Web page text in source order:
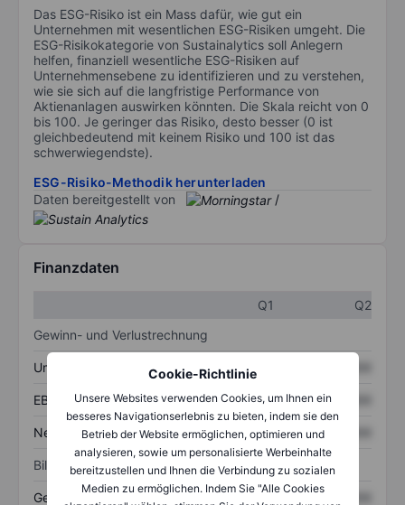
Cookie-Richtlinie
Unsere Websites verwenden Cookies, um Ihnen ein
besseres Navigationserlebnis zu bieten, indem sie den
Betrieb der Website ermöglichen, optimieren und
analysieren, sowie um personalisierte Werbeinhalte
bereitzustellen und Ihnen die Verbindung zu sozialen
Medien zu ermöglichen. Indem Sie "Alle Cookies
Das ESG-Risiko ist ein Mass dafür, wie gut ein
Unternehmen mit wesentlichen ESG-Risiken umgeht. Die
ESG-Risikokategorie von Sustainalytics soll Anlegern
helfen, finanziell wesentliche ESG-Risiken auf
Unternehmensebene zu identifizieren und zu verstehen,
wie sie sich auf die langfristige Performance von
Aktienanlagen auswirken könnten. Die Skala reicht von 0
bis 100. Je geringer das Risiko, desto besser (0 ist
gleichbedeutend mit keinem Risiko und 100 ist das
schwerwiegendste).
ESG-Risiko-Methodik herunterladen
Daten bereitgestellt von
/
Finanzdaten
Q1
Q2
Gewinn- und Verlustrechnung
Umsatz XXXXXXX
EBITDA XXXXXXX XXXXXXX
Nettoeinkommen XXXXXXX XXXXXXX
Bilanz
Gesamtvermögen XXXXXXX XXXXXXX